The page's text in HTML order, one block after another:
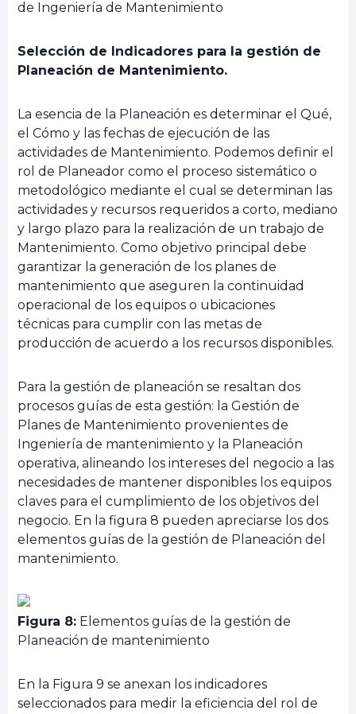
de Ingeniería de Mantenimiento
Selección de Indicadores para la gestión de
Planeación de Mantenimiento.
La esencia de la Planeación es determinar el Qué,
el Cómo y las fechas de ejecución de las
actividades de Mantenimiento. Podemos definir el
rol de Planeador como el proceso sistemático o
metodológico mediante el cual se determinan las
actividades y recursos requeridos a corto, mediano
y largo plazo para la realización de un trabajo de
Mantenimiento. Como objetivo principal debe
garantizar la generación de los planes de
mantenimiento que aseguren la continuidad
operacional de los equipos o ubicaciones
técnicas para cumplir con las metas de
producción de acuerdo a los recursos disponibles.
Para la gestión de planeación se resaltan dos
procesos guías de esta gestión: la Gestión de
Planes de Mantenimiento provenientes de
Ingeniería de mantenimiento y la Planeación
operativa, alineando los intereses del negocio a las
necesidades de mantener disponibles los equipos
claves para el cumplimiento de los objetivos del
negocio. En la figura 8 pueden apreciarse los dos
elementos guías de la gestión de Planeación del
mantenimiento.
Figura 8: Elementos guías de la gestión de
Planeación de mantenimiento
En la Figura 9 se anexan los indicadores
seleccionados para medir la eficiencia del rol de